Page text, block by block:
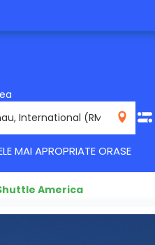
RMO
MAI APROPRIATE ORASE
America